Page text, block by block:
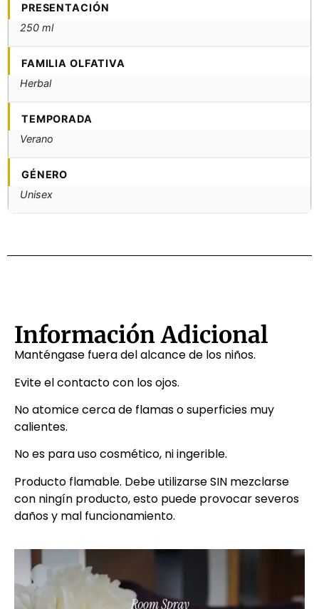
PRESENTACIÓN
250 ml
FAMILIA OLFATIVA
Herbal
TEMPORADA
Verano
GÉNERO
Unisex
Información Adicional
Manténgase fuera del alcance de los niños.
Evite el contacto con los ojos.
No atomice cerca de flamas o superficies muy
calientes.
No es para uso cosmético, ni ingerible.
Producto flamable. Debe utilizarse SIN mezclarse
con ningín producto, esto puede provocar severos
daños y mal funcionamiento.